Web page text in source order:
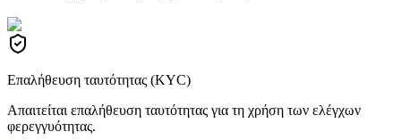
Επαλήθευση ταυτότητας (KYC)
Απαιτείται επαλήθευση ταυτότητας για τη χρήση των ελέγχων
φερεγγυότητας.